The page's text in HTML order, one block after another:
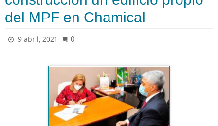
del MPF en Chamical
9 abril, 2021 0